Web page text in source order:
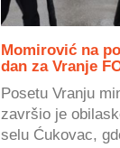
Momirović na
dan za Vranje
Posetu Vranju
završio je
selu Ćukovac,